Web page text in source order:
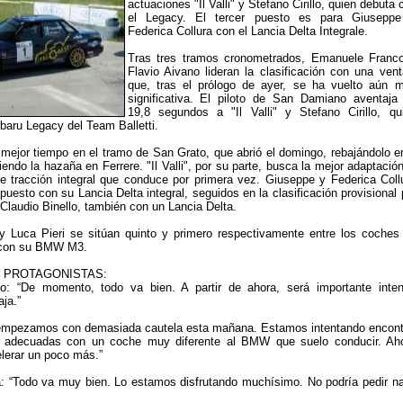
actuaciones "Il Valli" y Stefano Cirillo, quien debuta
el Legacy. El tercer puesto es para
Federica Collura con el Lancia Delta Integrale.
Tras tres tramos cronometrados, Emanuele
Flavio Aivano lideran la clasificación con una
que, tras el prólogo de ayer, se ha vuelto aún
significativa. El piloto de San Damiano aventaja
19,8 segundos a "Il Valli" y Stefano Cirillo,
Legacy del Team Balletti.
tiempo en el tramo de San Grato, que abrió el domingo, rebajándolo
la hazaña en Ferrere. "Il Valli", por su parte, busca la mejor
tracción integral que conduce por primera vez. Giuseppe y Federica
con su Lancia Delta integral, seguidos en la clasificación provisional
Binello, también con un Lancia Delta.
Luca Pieri se sitúan quinto y primero respectivamente entre los coches
su BMW M3.
“De momento, todo va bien. A partir de ahora, será importante
con demasiada cautela esta mañana. Estamos intentando
con un coche muy diferente al BMW que suelo conducir.
un poco más.”
“Todo va muy bien. Lo estamos disfrutando muchísimo. No podría pedir